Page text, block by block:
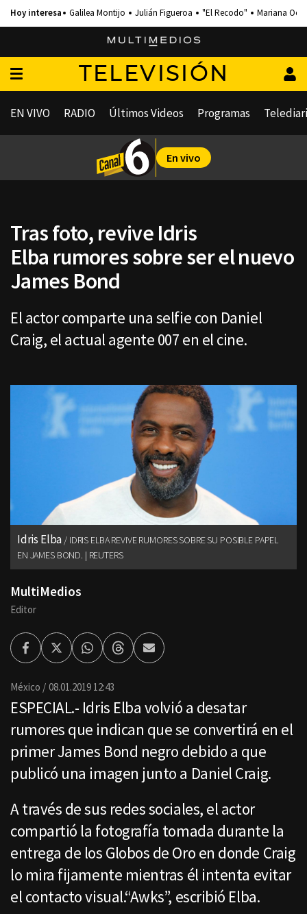
Galilea Montijo Julián Figueroa "El Recodo" Mariana
TELEVISIÓN
EN VIVO RADIO Últimos Videos Programas
En vivo
Tras foto, revive Idris
Elba rumores sobre ser el nuevo
James Bond
El actor comparte una selfie con Daniel
Craig, el actual agente 007 en el cine.
Idris Elba
IDRIS ELBA REVIVE RUMORES SOBRE SU POSIBLE PAPEL
EN JAMES BOND. | REUTERS
MultiMedios
Editor
FacebookTwitterWhatsappThreadsEnviar
por
México 08.01.2019 12:43
ESPECIAL.- Idris Elba volvió a desatar
rumores que indican que se convertirá en el
primer James Bond negro debido a que
publicó una imagen junto a Daniel Craig.
A través de sus redes sociales, el actor
compartió la fotografía tomada durante la
entrega de los Globos de Oro en donde Craig
lo mira fijamente mientras él intenta evitar
el contacto visual.“Awks”, escribió Elba.